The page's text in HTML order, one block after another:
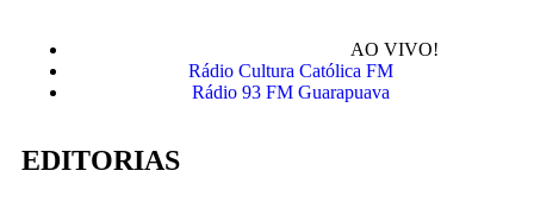
AO VIVO!
Rádio Cultura Católica FM
Rádio 93 FM Guarapuava
EDITORIAS